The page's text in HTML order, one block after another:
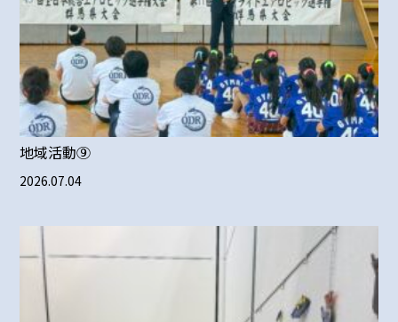
地域活動⑨
2026.07.04